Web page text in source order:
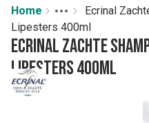
Home
More
Toggle menu
Ecrinal
Lipesters 400ml
Ecrinal Zachte
Lipesters 400ml